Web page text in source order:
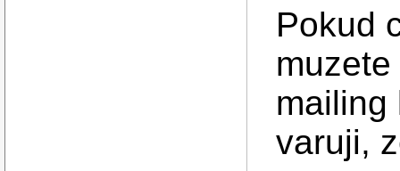
Pokud
mailing
varuji,